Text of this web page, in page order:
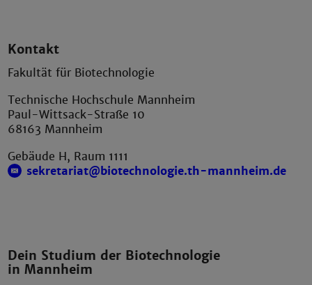
Kontakt
Fakultät für Biotechnologie
Technische Hochschule Mannheim
Paul-Wittsack-Straße 10
68163 Mannheim
Gebäude H, Raum 1111
sekretariat@biotechnologie.th-mannheim.de
Dein Studium der Biotechnologie
in Mannheim